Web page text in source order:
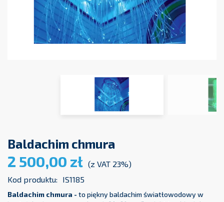
Baldachim chmura
2 500,00 zł (z VAT 23%)
Kod produktu:
IS1185
Baldachim chmura - to piękny baldachim światłowodowy w